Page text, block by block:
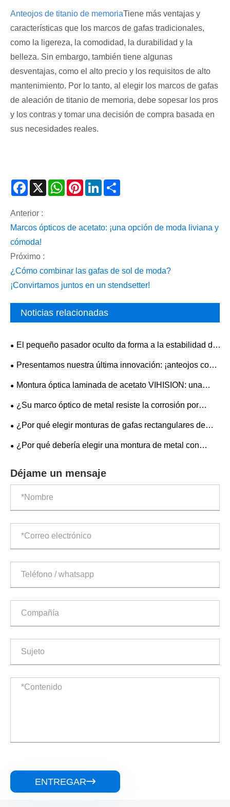
Anteojos de titanio de memoriaTiene más ventajas y
características que los marcos de gafas tradicionales,
como la ligereza, la comodidad, la durabilidad y la
belleza. Sin embargo, también tiene algunas
desventajas, como el alto precio y los requisitos de alto
mantenimiento. Por lo tanto, al elegir los marcos de gafas
de aleación de titanio de memoria, debe sopesar los pros
y los contras y tomar una decisión de compra basada en
sus necesidades reales.
Facebook
X WhatsAppPinterestLinkedIn
Anterior :
Marcos ópticos de acetato: ¡una opción de moda liviana y
cómoda!
Próximo :
¿Cómo combinar las gafas de sol de moda?
¡Convirtamos juntos en un stendsetter!
Noticias relacionadas
El pequeño pasador oculto da forma a la estabilidad de
cada montura de gafas de metal.
Presentamos nuestra última innovación: ¡anteojos con
bisagra flexible de 360°!
Montura óptica laminada de acetato VIHISION: una
opción práctica para el uso diario
¿Su marco óptico de metal resiste la corrosión por
sudor y el deslustre?
¿Por qué elegir monturas de gafas rectangulares de
acetato para mayor comodidad, durabilidad y estilo?
¿Por qué debería elegir una montura de metal con
Déjame un mensaje
ENTREGAR